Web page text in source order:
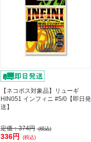
【ネコポス対象品】リューギ
HIN051 インフィニ #5/0【即日発
送】
定価：374円 (税込)
336円 (税込)